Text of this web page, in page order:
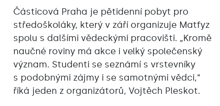
Částicová Praha je pětidenní pobyt pro
středoškoláky, který v září organizuje Matfyz
spolu s dalšími vědeckými pracovišti. „Kromě
naučné roviny má akce i velký společenský
význam. Studenti se seznámí s vrstevníky
s podobnými zájmy i se samotnými vědci,“
říká jeden z organizátorů, Vojtěch Pleskot.